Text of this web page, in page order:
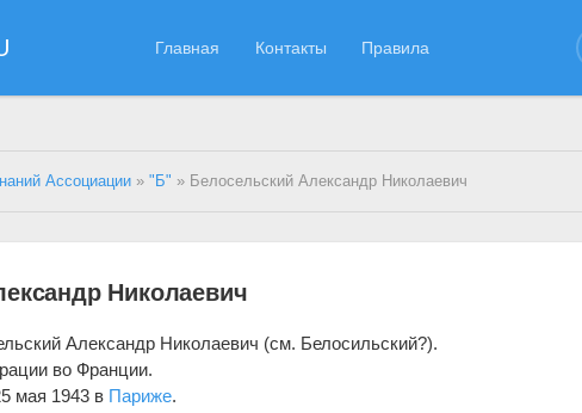
Главная Контакты Правила
Ассоциации »"Б" » Белосельский Александр Николаевич
Николаевич
Александр Николаевич (см. Белосильский?).
во Франции.
мая 1943 в Париже.